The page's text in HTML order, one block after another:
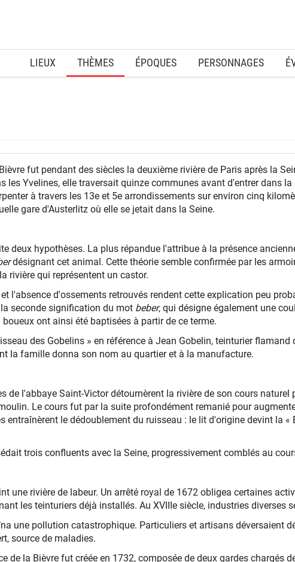
LIEUX THÈMES ÉPOQUES PERSONNAGES
fut pendant des siècles la deuxième rivière de Paris après la
les Yvelines, elle traversait quinze communes avant d'entrer dans
à travers les 13e et 5e arrondissements sur environ cinq
gare d'Austerlitz où elle se jetait dans la Seine.​
deux hypothèses. La plus répandue l'attribue à la présence
désignant cet animal. Cette théorie semble confirmée par les
rivière qui représentent un castor.
l'absence d'ossements retrouvés rendent cette explication peu
seconde signification du mot beber, qui désigne également une
ont ainsi été baptisées à partir de ce terme.
des Gobelins » en référence à Jean Gobelin, teinturier flamand
la famille donna son nom au quartier et à la manufacture.
de l'abbaye Saint-Victor détournèrent la rivière de son cours naturel
Le cours fut par la suite profondément remanié pour
entraînèrent le dédoublement du ruisseau : le lit d'origine devint la
trois confluents avec la Seine, progressivement comblés au
une rivière de labeur. Un arrêté royal de 1672 obligea certaines
les teinturiers déjà installés. Au XVIIIe siècle, industries diverses
une pollution catastrophique. Particuliers et artisans déversaient
source de maladies.
de la Bièvre fut créée en 1732, composée de deux gardes chargés